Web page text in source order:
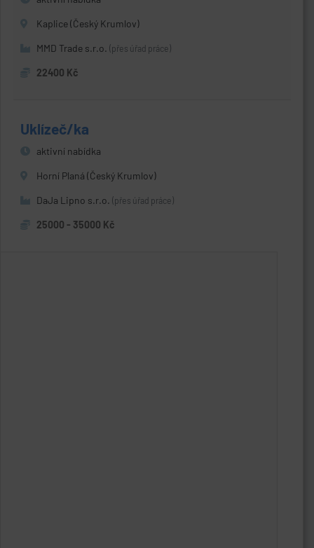
Kaplice (Český Krumlov)
MMD Trade s.r.o. (přes úřad práce)
22400 Kč
Uklízeč/ka
aktivní nabídka
Horní Planá (Český Krumlov)
DaJa Lipno s.r.o. (přes úřad práce)
25000 - 35000 Kč